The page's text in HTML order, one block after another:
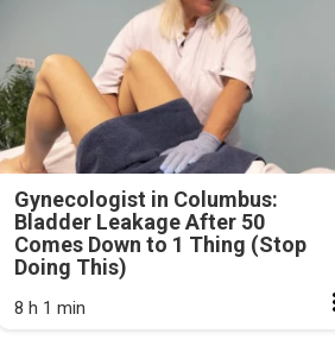
Gynecologist in Columbus:
Bladder Leakage After 50
Comes Down to 1 Thing (Stop
Doing This)
8 h 1 min